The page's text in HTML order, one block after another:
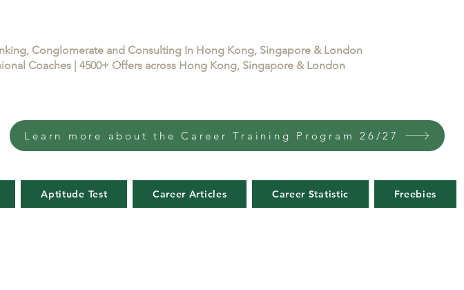
Conglomerate and Consulting In Hong Kong, Singapore & London
Coaches | 4500+ Offers across Hong Kong, Singapore & London
Learn more about the Career Training Program 26/27
Aptitude Test Career Articles Career Statistic Freebies